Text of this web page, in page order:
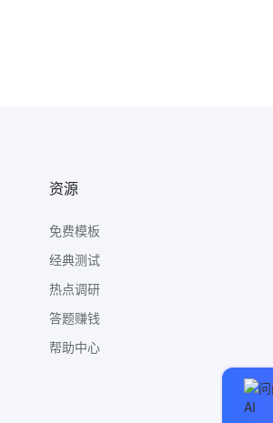
资源
免费模板
经典测试
热点调研
答题赚钱
帮助中心